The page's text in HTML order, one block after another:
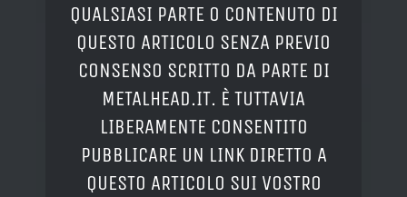
QUALSIASI PARTE O CONTENUTO DI
QUESTO ARTICOLO SENZA PREVIO
CONSENSO SCRITTO DA PARTE DI
METALHEAD.IT. È TUTTAVIA
LIBERAMENTE CONSENTITO
PUBBLICARE UN LINK DIRETTO A
QUESTO ARTICOLO SUI VOSTRO